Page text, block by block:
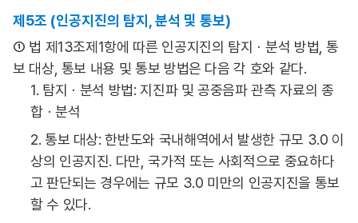
제5조 (인공지진의 탐지, 분석 및 통보)
① 법 제13조제1항에 따른 인공지진의 탐지ㆍ분석 방법, 통
보 대상, 통보 내용 및 통보 방법은 다음 각 호와 같다.
1. 탐지ㆍ분석 방법: 지진파 및 공중음파 관측 자료의 종
합ㆍ분석
2. 통보 대상: 한반도와 국내해역에서 발생한 규모 3.0 이
상의 인공지진. 다만, 국가적 또는 사회적으로 중요하다
고 판단되는 경우에는 규모 3.0 미만의 인공지진을 통보
할 수 있다.